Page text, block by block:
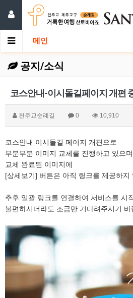
메인
공지/소식
코스안내-이시돌길페이지 개편
천주교순례길 0 10,910
코스안내 이시돌길 페이지 개편으로
부분부분 이미지 교체를 진행하고 있으며
교체 완료된 이미지에
[상세보기] 버튼은 아직 링크를 제공하지
추후 일괄 링크를 연결하여 서비스를 시
불편하시더라도 조금만 기다려주시기 바